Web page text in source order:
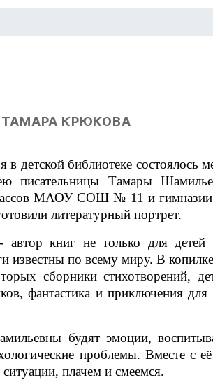
КРЮКОВА
в детской библиотеке состоялось
писательницы Тамары
МАОУ СОШ № 11 и
литературный портрет.
автор книг не только для
известны по всему миру. В
сборники стихотворений,
фантастика и приключения для
будят эмоции,
проблемы. Вместе с
плачем и смеемся.